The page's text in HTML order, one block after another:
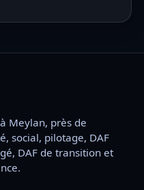
Meylan, près de
social, pilotage, DAF
DAF de transition et